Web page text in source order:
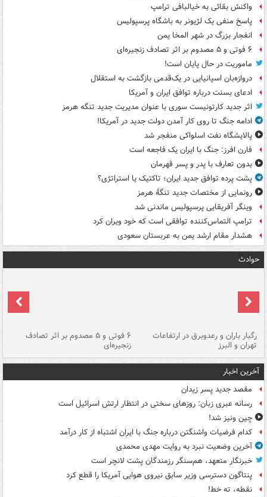
واکنش بقائی به خیالبافی ترامپ
پاسخ منفی یک لژیونر به باشگاه پرسپولیس
انفجار بزرگ در شهر المخا یمن
۶ فوتی و ۵ مصدوم بر اثر تصادف زنجیره‌ای
ماموریت در حال پایان است!
دروازه‌بان اسپانیایی در یک‌قدمی بازگشت به استقلال
ادعای بسنت درباره توافق ایران و آمریکا
اثر جدید کارتونیست سوری با عنوان مدیریت جدید تنگه هرمز
ادامه جنگ تا روی کار آمدن دولت جدید در آمریکا!
پالایشگاه نفت اسلواکی منفجر شد
فارن افرز: جنگ با ایران یک فاجعه است
بدون تعارف با پدر و پسر قهرمان
پشت پرده توافق جدید ایران؛ تاکتیک یا استراتژی؟
رونمایی از مختصات جدید تنگۀ هرمز
وینگر آفریقایی پرسپولیس ماندنی شد
ترامپ التماس‌کننده توافقی است که خود ویران کرد
هشدار مقام ارشد یمن به عربستان سعودی
حوادث
رگبار باران و رعدوبرق در ارتفاعات
تهران و البرز
۶ فوتی و ۵ مصدوم بر اثر تصادف
زنجیره‌ای
آخرین اخبار
مقصد جدید پسر زیدان
رسانه عبری زبان: روزهای سختی در انتظار ارتش اسرائیل است
چین ونیز شد!
کدام فرضیات واشنگتن درباره جنگ با ایران اشتباه از کار درآمد
آخرین وضعیت نبرد به روایت مهدی محمدی
خبرنگار متعهد، هم‌سنگر رزمندگان پشت لانچر است
پنتاگون دسترسی وزیر سابق نیروی هوایی آمریکا را قطع کرد
نقطه، ته خط!